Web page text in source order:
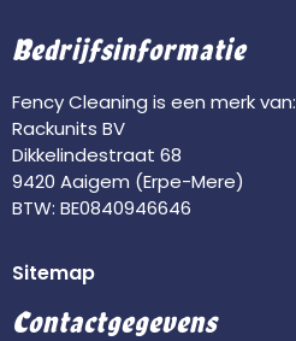
Bedrijfsinformatie
Fency Cleaning is een merk van:
Rackunits BV
Dikkelindestraat 68
9420 Aaigem (Erpe-Mere)
BTW: BE0840946646
Sitemap
Contactgegevens